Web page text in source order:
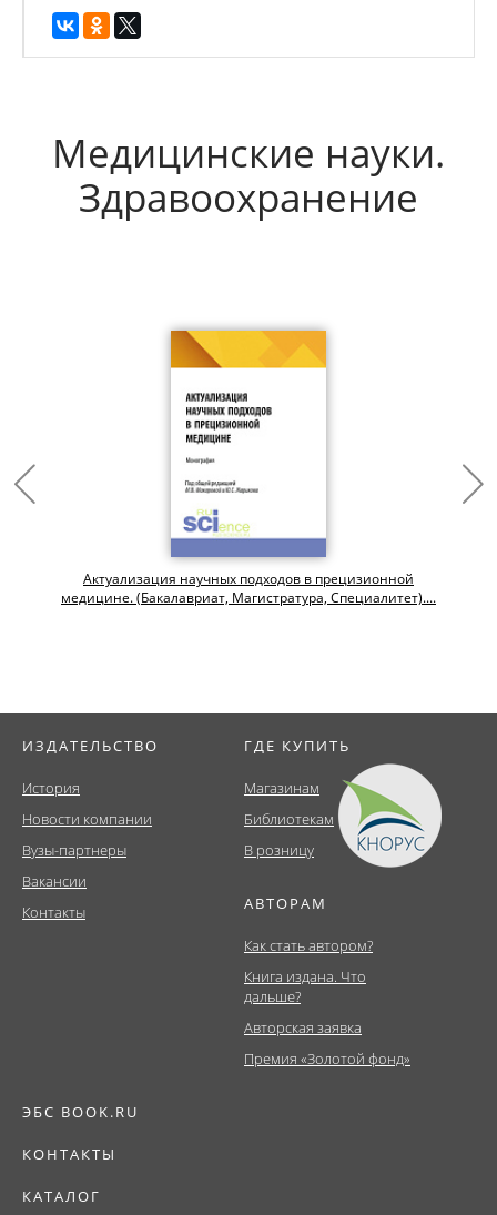
Медицинские науки.
Здравоохранение
Актуализация научных подходов в прецизионной
медицине. (Бакалавриат, Магистратура, Специалитет)....
ИЗДАТЕЛЬСТВО
История
Новости компании
Вузы-партнеры
Вакансии
Контакты
ГДЕ КУПИТЬ
Магазинам
Библиотекам
В розницу
АВТОРАМ
Как стать автором?
Книга издана. Что
дальше?
Авторская заявка
Премия «Золотой фонд»
ЭБС BOOK.RU
КОНТАКТЫ
КАТАЛОГ